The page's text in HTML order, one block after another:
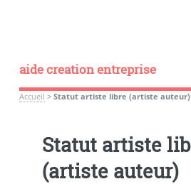
aide creation entreprise
Accueil > Statut artiste libre (artiste auteur)
Statut artiste
(artiste auteur)